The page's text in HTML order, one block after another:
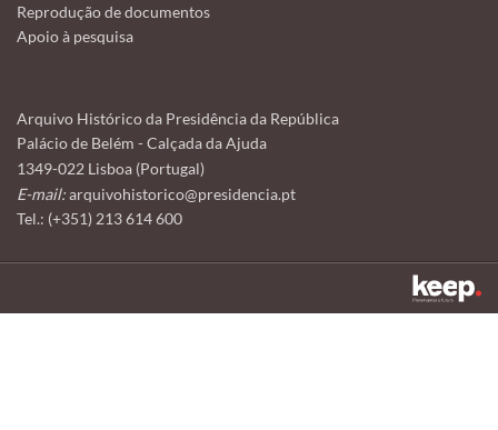
Reprodução de documentos
Apoio à pesquisa
Arquivo Histórico da Presidência da República
Palácio de Belém - Calçada da Ajuda
1349-022 Lisboa (Portugal)
E-mail:arquivohistorico@presidencia.pt
Tel.: (+351) 213 614 600